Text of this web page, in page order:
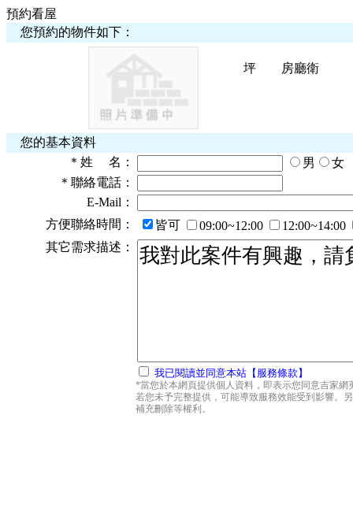
預約看屋
您預約的物件如下：
坪 房廳衛
您的基本資料
＊ 姓 名： 男
女
＊ 聯絡電話：
E-Mail：
方便聯絡時間：
皆可 09:00~12:00
12:00~14:00
其它需求描述：
我已閱讀並同意本站【服務條款】
*當您於本網頁提供個人資料，即表示您同意吉家
若您未予完整提供，可能導致服務效能受到影響。
補充刪除等權利。